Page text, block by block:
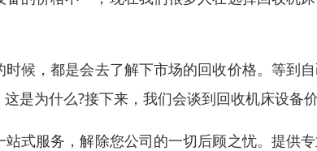
候，都是会去了解下市场的回收价格。等到
是为什么?接下来，我们会谈到回收机床设备
式服务，解除您公司的一切后顾之忧。提供